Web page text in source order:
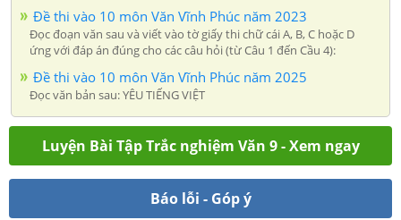
Đề thi vào 10 môn Văn Vĩnh Phúc năm 2023
Đọc đoạn văn sau và viết vào tờ giấy thi chữ cái A, B, C hoặc D
ứng với đáp án đúng cho các câu hỏi (từ Câu 1 đến Cầu 4):
Đề thi vào 10 môn Văn Vĩnh Phúc năm 2025
Đọc văn bản sau: YÊU TIẾNG VIỆT
Luyện Bài Tập Trắc nghiệm Văn 9 - Xem ngay
Báo lỗi - Góp ý